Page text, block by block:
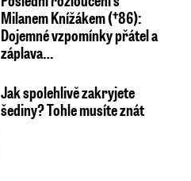
Milanem Knížákem (†86):
Dojemné vzpomínky přátel a
záplava…
Jak spolehlivě zakryjete
šediny? Tohle musíte znát